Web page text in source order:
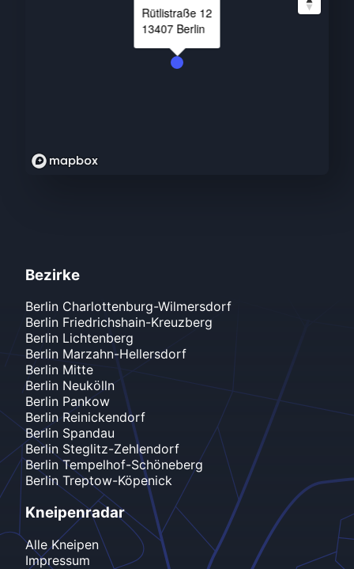
Rütlistraße 12
13407 Berlin
Kneipenradar
Alle Kneipen
Impressum
Bezirke
Berlin Charlottenburg-Wilmersdorf
Berlin Friedrichshain-Kreuzberg
Berlin Lichtenberg
Berlin Marzahn-Hellersdorf
Berlin Mitte
Berlin Neukölln
Berlin Pankow
BerlinReinickendorf
Berlin Spandau
Berlin Steglitz-Zehlendorf
BerlinTempelhof-Schöneberg
Berlin Treptow-Köpenick